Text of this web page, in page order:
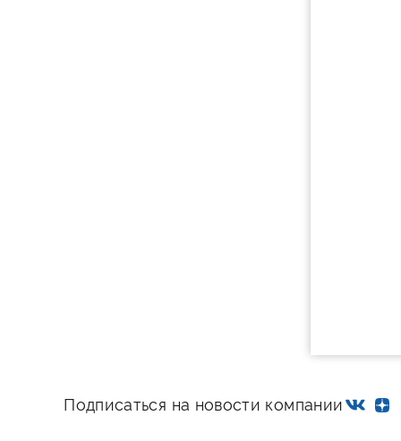
Подписаться на новости компании